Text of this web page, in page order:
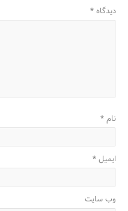
دیدگاه*
نام*
ایمیل*
وب‌ سایت